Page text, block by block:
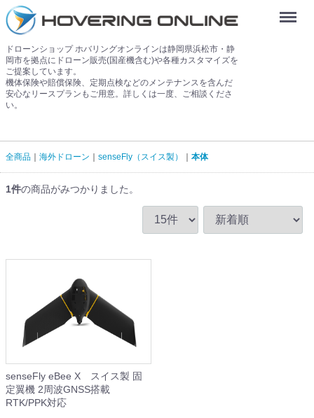
ドローンショップ ホバリングオンラインは静岡県浜松市・静
岡市を拠点にドローン販売(国産機含む)や各種カスタマイズを
ご提案しています。
機体保険や賠償保険、定期点検などのメンテナンスを含んだ
安心なリースプランもご用意。詳しくは一度、ご相談くださ
い。
Menu
全商品 海外ドローン senseFly（スイス製） 本体
1件の商品がみつかりました。
senseFly eBee X スイス製 固
定翼機 2周波GNSS搭載
RTK/PPK対応